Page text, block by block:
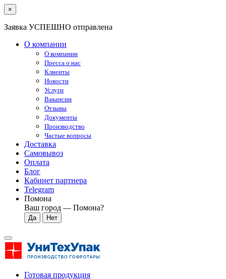
×
Заявка УСПЕШНО отправлена
О компании
О компании
Пресса о нас
Клиенты
Новости
Услуги
Вакансии
Отзывы
Документы
Производство
Частые вопросы
Доставка
Самовывоз
Оплата
Блог
Кабинет партнера
Telegram
Помона
Ваш город — Помона?
Готовая продукция